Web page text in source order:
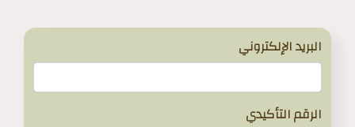
البريد الإلكتروني
الرقم التأكيدي